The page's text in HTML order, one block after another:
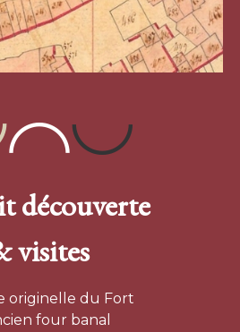
découverte
visites
originelle du Fort
four banal